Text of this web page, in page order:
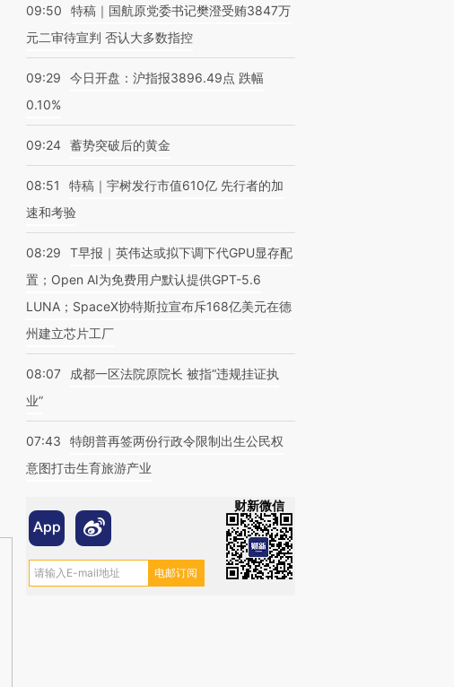
09:50
特稿｜国航原党委书记樊澄受贿3847万
元二审待宣判 否认大多数指控
09:29
今日开盘：沪指报3896.49点 跌幅
0.10%
09:24 蓄势突破后的黄金
08:51
特稿｜宇树发行市值610亿 先行者的加
速和考验
08:29
T早报｜英伟达或拟下调下代GPU显存配
置；Open AI为免费用户默认提供GPT-5.6
LUNA；SpaceX协特斯拉宣布斥168亿美元在德
州建立芯片工厂
08:07
成都一区法院原院长 被指“违规挂证执
业”
07:43
特朗普再签两份行政令限制出生公民权
意图打击生育旅游产业
财新微信